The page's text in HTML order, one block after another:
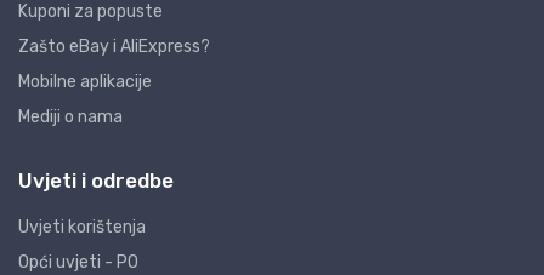
Kuponi za popuste
Zašto eBay i AliExpress?
Mobilne aplikacije
Mediji o nama
Uvjeti i odredbe
Uvjeti korištenja
Opći uvjeti - PO